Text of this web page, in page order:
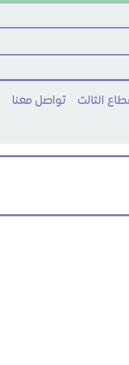
الثالث تواصل معنا